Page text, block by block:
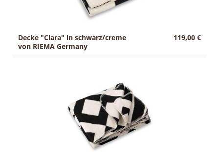
Decke "Clara" in schwarz/creme
von RIEMA Germany
119,00 €